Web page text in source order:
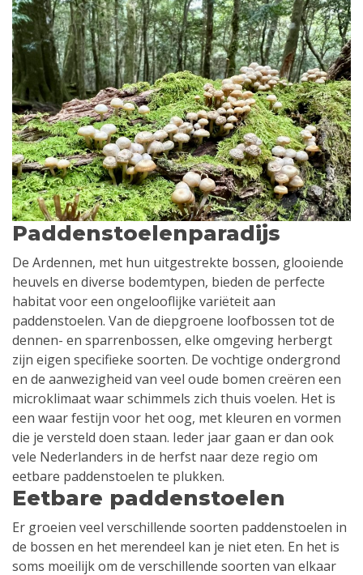
Paddenstoelenparadijs
De Ardennen, met hun uitgestrekte bossen, glooiende
heuvels en diverse bodemtypen, bieden de perfecte
habitat voor een ongelooflijke variëteit aan
paddenstoelen. Van de diepgroene loofbossen tot de
dennen- en sparrenbossen, elke omgeving herbergt
zijn eigen specifieke soorten. De vochtige ondergrond
en de aanwezigheid van veel oude bomen creëren een
microklimaat waar schimmels zich thuis voelen. Het is
een waar festijn voor het oog, met kleuren en vormen
die je versteld doen staan. Ieder jaar gaan er dan ook
vele Nederlanders in de herfst naar deze regio om
eetbare paddenstoelen te plukken.
Eetbare paddenstoelen
Er groeien veel verschillende soorten paddenstoelen in
de bossen en het merendeel kan je niet eten. En het is
soms moeilijk om de verschillende soorten van elkaar